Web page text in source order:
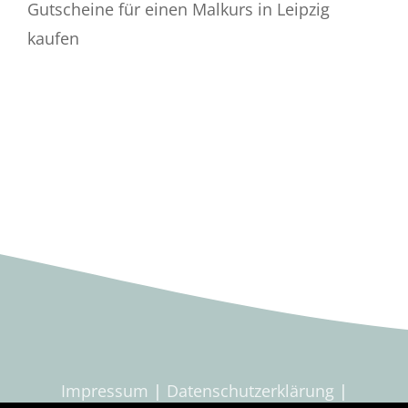
Gutscheine für einen Malkurs in Leipzig
kaufen
Impressum | Datenschutzerklärung |